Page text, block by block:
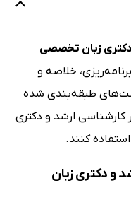
دکتری زبان تخصصی
خلاصه و
طبقه‌بندی شده
کارشناسی ارشد و دکتری
کنند.
و دکتری زبان